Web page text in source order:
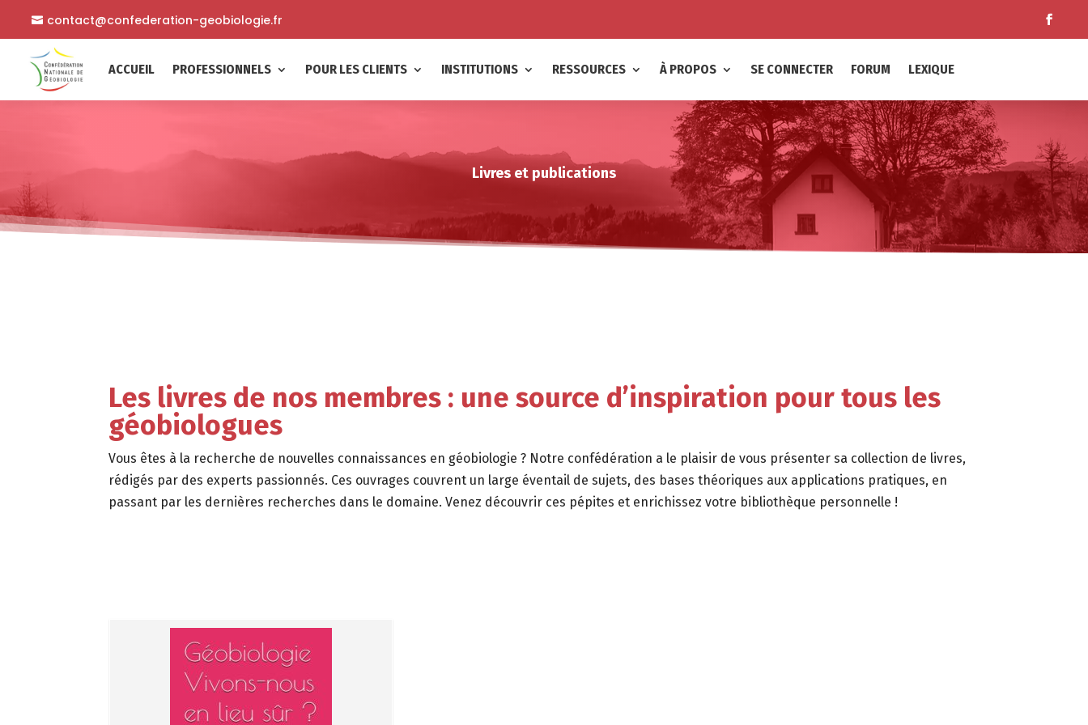
contact@confederation-geobiologie.fr
ACCUEIL PROFESSIONNELS POUR LES CLIENTS INSTITUTIONS RESSOURCES À PROPOS SE CONNECTER FORUM LEXIQUE
Livres et publications
Les livres de nos membres : une source d’inspiration pour tous les
géobiologues
Vous êtes à la recherche de nouvelles connaissances en géobiologie ? Notre confédération a le plaisir de vous présenter sa collection de livres,
rédigés par des experts passionnés. Ces ouvrages couvrent un large éventail de sujets, des bases théoriques aux applications pratiques, en
passant par les dernières recherches dans le domaine. Venez découvrir ces pépites et enrichissez votre bibliothèque personnelle !